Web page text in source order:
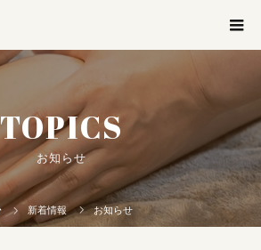
TOPICS
お知らせ
新着情報 お知らせ